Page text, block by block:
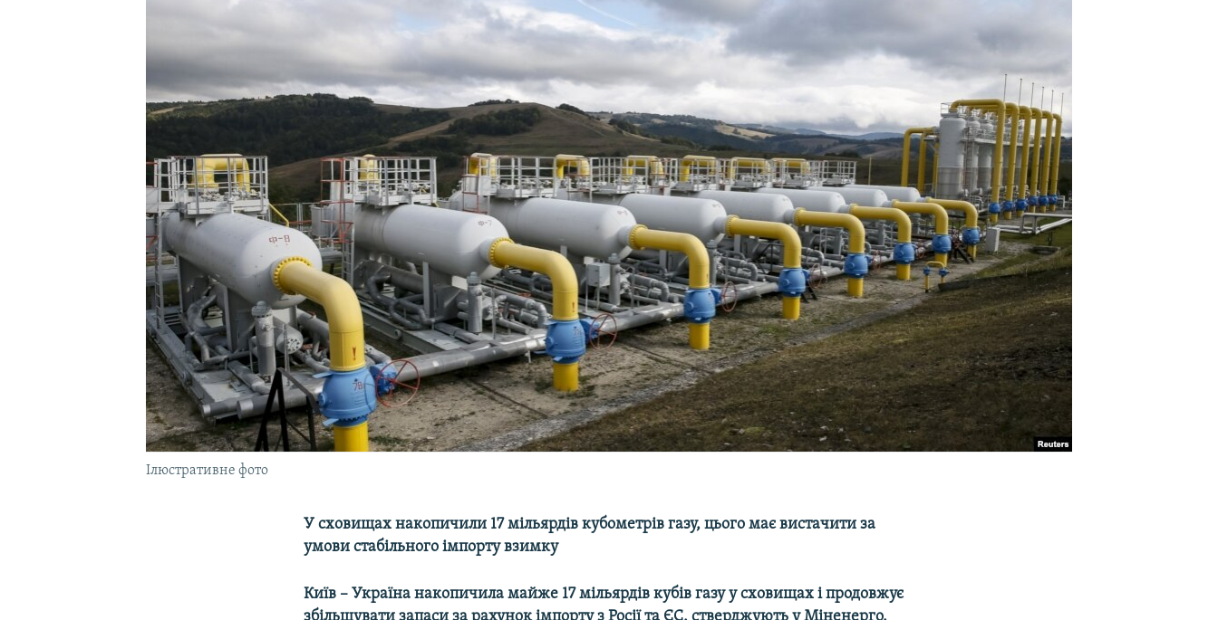
Ілюстративне фото
У сховищах накопичили 17 мільярдів кубометрів газу, цього має вистачити за
умови стабільного імпорту взимку
Київ – Україна накопичила майже 17 мільярдів кубів газу у сховищах і продовжує